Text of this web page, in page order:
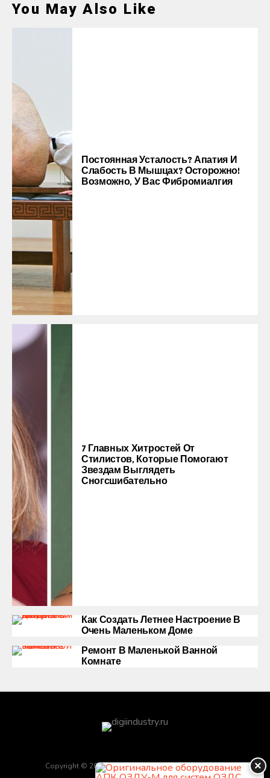
You May Also Like
Постоянная Усталость? Апатия И
Слабость В Мышцах? Осторожно!
Возможно, У Вас Фибромиалгия
7 Главных Хитростей От
Стилистов, Которые Помогают
Звездам Выглядеть
Сногсшибательно
Как Создать Летнее Настроение В
Очень Маленьком Доме
Ремонт В Маленькой Ванной
Комнате
Copyright © 2025 Обратная связь info@gototop.ee ×